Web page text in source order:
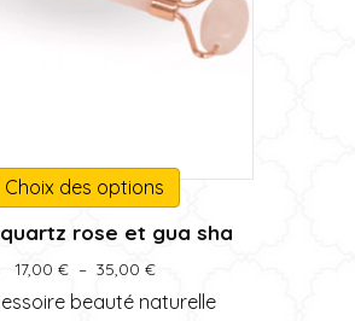
Choix des options
Ce
produit
a
variations.
rose et gua sha
17,00 € – 35,00 €Plage
prix :
beauté naturelle